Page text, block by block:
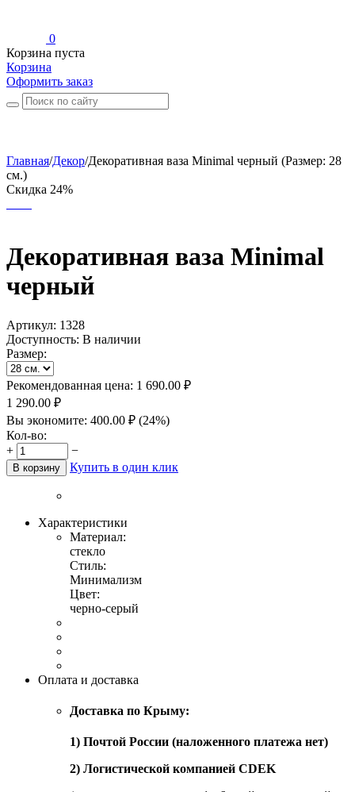
0
Корзина пуста
Корзина
Оформить заказ
Главная/Декор/Декоративная ваза Minimal черный (Размер: 28
см.)
Скидка 24%
Декоративная ваза Minimal
черный
Артикул: 1328
Доступность: В наличии
Размер:
Рекомендованная цена: 1 690.00 ₽
1 290.00 ₽
Вы экономите: 400.00 ₽ (24%)
Кол-во:
+
−
В корзину Купить в один клик
Характеристики
Материал:
стекло
Стиль:
Минимализм
Цвет:
черно-серый
Оплата и доставка
Доставка по Крыму:
1) Почтой России (наложенного платежа нет)
2) Логистической компанией CDEK